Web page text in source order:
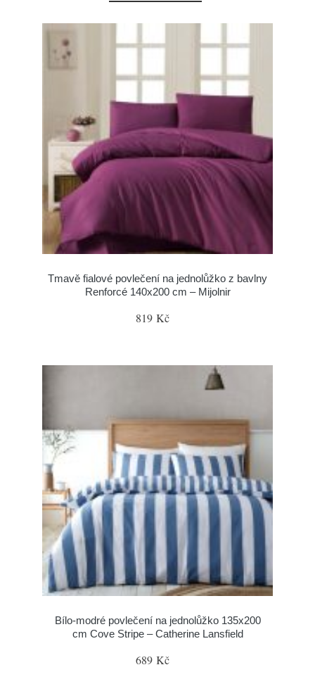
Tmavě fialové povlečení na jednolůžko z bavlny
Renforcé 140x200 cm – Mijolnir
819 Kč
Bílo-modré povlečení na jednolůžko 135x200
cm Cove Stripe – Catherine Lansfield
689 Kč